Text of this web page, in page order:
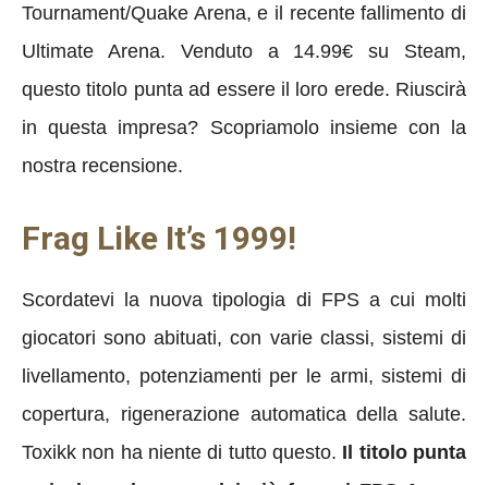
Tournament/Quake Arena, e il recente fallimento di
Ultimate Arena. Venduto a 14.99€ su Steam,
questo titolo punta ad essere il loro erede. Riuscirà
in questa impresa? Scopriamolo insieme con la
nostra recensione.
Frag Like It’s 1999!
Scordatevi la nuova tipologia di FPS a cui molti
giocatori sono abituati, con varie classi, sistemi di
livellamento, potenziamenti per le armi, sistemi di
copertura, rigenerazione automatica della salute.
Toxikk non ha niente di tutto questo. Il titolo punta